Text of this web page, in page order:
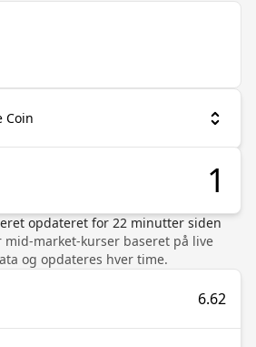
Coin
opdateret for 22 minutter siden
mid-market-kurser baseret på live
og opdateres hver time.
6.62